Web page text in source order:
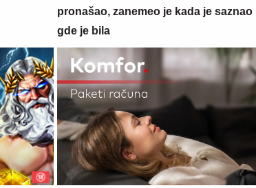
pronašao, zanemeo je kada je saznao
gde je bila